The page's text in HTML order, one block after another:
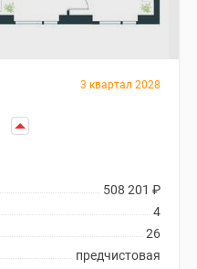
3 квартал 2028
508 201 ₽
4
26
предчистовая